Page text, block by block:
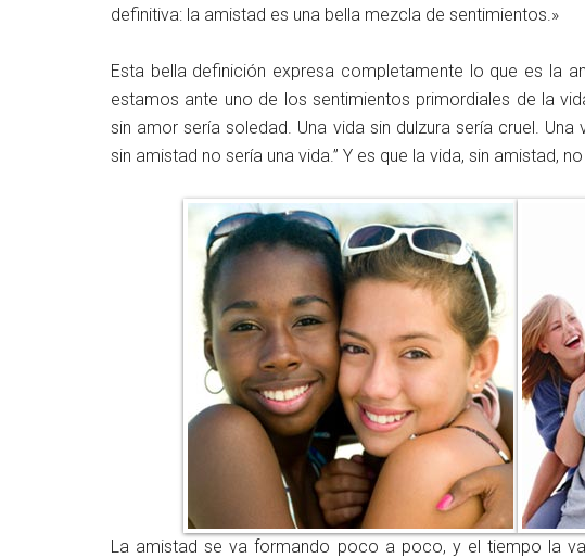
definitiva: la amistad es una bella mezcla de sentimientos.»
Esta bella definición expresa completamente lo que es la
estamos ante uno de los sentimientos primordiales de la
sin amor sería soledad. Una vida sin dulzura sería cruel.
sin amistad no sería una vida.” Y es que la vida, sin amistad,
La amistad se va formando poco a poco, y el tiempo la